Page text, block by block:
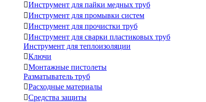
Инструмент для пайки медных труб
Инструмент для промывки систем
Инструмент для прочистки труб
Инструмент для сварки пластиковых труб
Инструмент для теплоизоляции
Ключи
Монтажные пистолеты
Разматыватель труб
Расходные материалы
Средства защиты